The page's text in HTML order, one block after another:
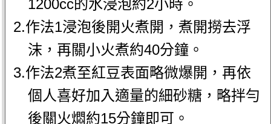
1200cc的水浸泡約2小時。
2.作法1浸泡後開火煮開，煮開撈去浮
沫，再關小火煮約40分鐘。
3.作法2煮至紅豆表面略微爆開，再依
個人喜好加入適量的細砂糖，略拌勻
後關火燜約15分鐘即可。